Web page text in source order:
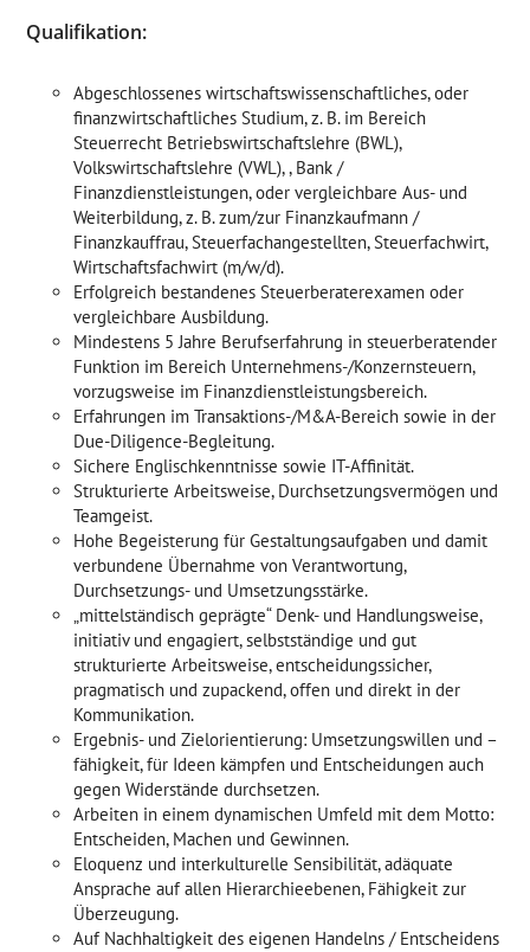
Qualifikation:
Abgeschlossenes wirtschaftswissenschaftliches, oder
finanzwirtschaftliches Studium, z. B. im Bereich
Steuerrecht Betriebswirtschaftslehre (BWL),
Volkswirtschaftslehre (VWL), , Bank /
Finanzdienstleistungen, oder vergleichbare Aus- und
Weiterbildung, z. B. zum/zur Finanzkaufmann /
Finanzkauffrau, Steuerfachangestellten, Steuerfachwirt,
Wirtschaftsfachwirt (m/w/d).
Erfolgreich bestandenes Steuerberaterexamen oder
vergleichbare Ausbildung.
Mindestens 5 Jahre Berufserfahrung in steuerberatender
Funktion im Bereich Unternehmens-/Konzernsteuern,
vorzugsweise im Finanzdienstleistungsbereich.
Erfahrungen im Transaktions-/M&A-Bereich sowie in der
Due-Diligence-Begleitung.
Sichere Englischkenntnisse sowie IT-Affinität.
Strukturierte Arbeitsweise, Durchsetzungsvermögen und
Teamgeist.
Hohe Begeisterung für Gestaltungsaufgaben und damit
verbundene Übernahme von Verantwortung,
Durchsetzungs- und Umsetzungsstärke.
„mittelständisch geprägte“ Denk- und Handlungsweise,
initiativ und engagiert, selbstständige und gut
strukturierte Arbeitsweise, entscheidungssicher,
pragmatisch und zupackend, offen und direkt in der
Kommunikation.
Ergebnis- und Zielorientierung: Umsetzungswillen und –
fähigkeit, für Ideen kämpfen und Entscheidungen auch
gegen Widerstände durchsetzen.
Arbeiten in einem dynamischen Umfeld mit dem Motto:
Entscheiden, Machen und Gewinnen.
Eloquenz und interkulturelle Sensibilität, adäquate
Ansprache auf allen Hierarchieebenen, Fähigkeit zur
Überzeugung.
Auf Nachhaltigkeit des eigenen Handelns / Entscheidens